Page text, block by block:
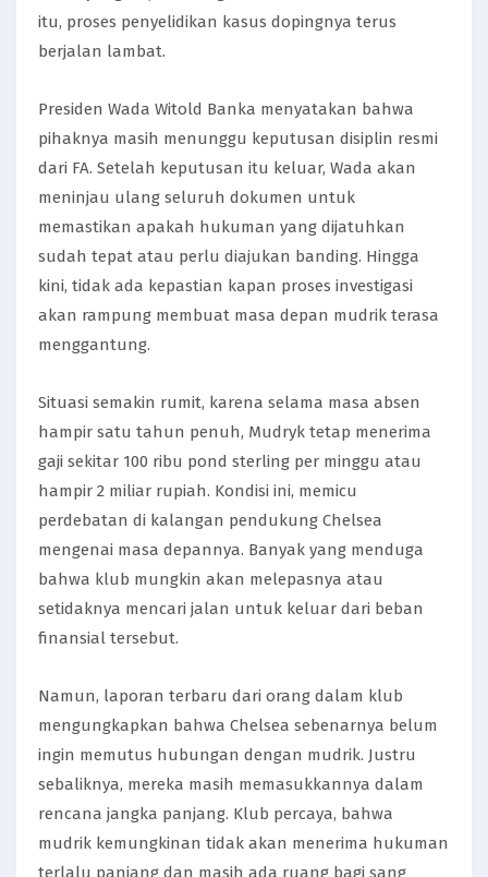
itu, proses penyelidikan kasus dopingnya terus
berjalan lambat.
Presiden Wada Witold Banka menyatakan bahwa
pihaknya masih menunggu keputusan disiplin resmi
dari FA. Setelah keputusan itu keluar, Wada akan
meninjau ulang seluruh dokumen untuk
memastikan apakah hukuman yang dijatuhkan
sudah tepat atau perlu diajukan banding. Hingga
kini, tidak ada kepastian kapan proses investigasi
akan rampung membuat masa depan mudrik terasa
menggantung.
Situasi semakin rumit, karena selama masa absen
hampir satu tahun penuh, Mudryk tetap menerima
gaji sekitar 100 ribu pond sterling per minggu atau
hampir 2 miliar rupiah. Kondisi ini, memicu
perdebatan di kalangan pendukung Chelsea
mengenai masa depannya. Banyak yang menduga
bahwa klub mungkin akan melepasnya atau
setidaknya mencari jalan untuk keluar dari beban
finansial tersebut.
Namun, laporan terbaru dari orang dalam klub
mengungkapkan bahwa Chelsea sebenarnya belum
ingin memutus hubungan dengan mudrik. Justru
sebaliknya, mereka masih memasukkannya dalam
rencana jangka panjang. Klub percaya, bahwa
mudrik kemungkinan tidak akan menerima hukuman
terlalu panjang dan masih ada ruang bagi sang